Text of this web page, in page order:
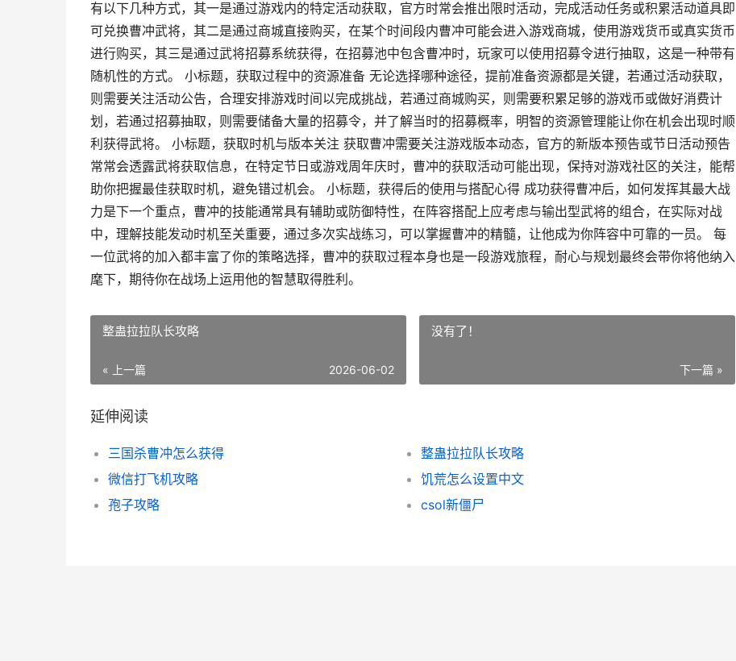
有以下几种方式，其一是通过游戏内的特定活动获取，官方时常会推出限时活动，完成活动任务或积累活动道具即
可兑换曹冲武将，其二是通过商城直接购买，在某个时间段内曹冲可能会进入游戏商城，使用游戏货币或真实货币
进行购买，其三是通过武将招募系统获得，在招募池中包含曹冲时，玩家可以使用招募令进行抽取，这是一种带有
随机性的方式。 小标题，获取过程中的资源准备 无论选择哪种途径，提前准备资源都是关键，若通过活动获取，
则需要关注活动公告，合理安排游戏时间以完成挑战，若通过商城购买，则需要积累足够的游戏币或做好消费计
划，若通过招募抽取，则需要储备大量的招募令，并了解当时的招募概率，明智的资源管理能让你在机会出现时顺
利获得武将。 小标题，获取时机与版本关注 获取曹冲需要关注游戏版本动态，官方的新版本预告或节日活动预告
常常会透露武将获取信息，在特定节日或游戏周年庆时，曹冲的获取活动可能出现，保持对游戏社区的关注，能帮
助你把握最佳获取时机，避免错过机会。 小标题，获得后的使用与搭配心得 成功获得曹冲后，如何发挥其最大战
力是下一个重点，曹冲的技能通常具有辅助或防御特性，在阵容搭配上应考虑与输出型武将的组合，在实际对战
中，理解技能发动时机至关重要，通过多次实战练习，可以掌握曹冲的精髓，让他成为你阵容中可靠的一员。 每
一位武将的加入都丰富了你的策略选择，曹冲的获取过程本身也是一段游戏旅程，耐心与规划最终会带你将他纳入
麾下，期待你在战场上运用他的智慧取得胜利。
整蛊拉拉队长攻略
« 上一篇 2026-06-02
没有了！
下一篇 »
延伸阅读
三国杀曹冲怎么获得
整蛊拉拉队长攻略
微信打飞机攻略
饥荒怎么设置中文
孢子攻略
csol新僵尸